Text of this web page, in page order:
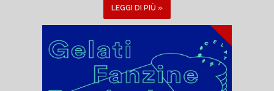
LEGGI DI PIÙ »